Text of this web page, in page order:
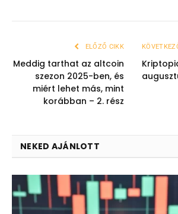
ELŐZŐ CIKK
Meddig tarthat az altcoin
szezon 2025-ben, és
miért lehet más, mint
korábban – 2. rész
NEKED AJÁNLOTT